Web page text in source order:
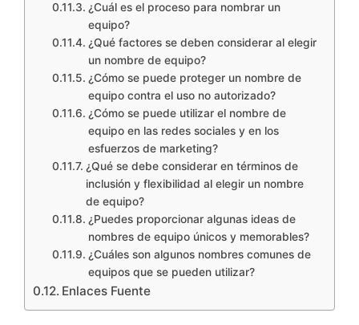
¿Cuál es el proceso para nombrar un
equipo?
¿Qué factores se deben considerar al elegir
un nombre de equipo?
¿Cómo se puede proteger un nombre de
equipo contra el uso no autorizado?
¿Cómo se puede utilizar el nombre de
equipo en las redes sociales y en los
esfuerzos de marketing?
¿Qué se debe considerar en términos de
inclusión y flexibilidad al elegir un nombre
de equipo?
¿Puedes proporcionar algunas ideas de
nombres de equipo únicos y memorables?
¿Cuáles son algunos nombres comunes de
equipos que se pueden utilizar?
Enlaces Fuente